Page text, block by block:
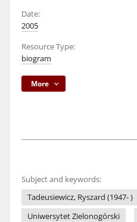
Date:
2005
Resource Type:
biogram
More
Subject and keywords:
Tadeusiewicz, Ryszard (1947- )
Uniwersytet Zielonogórski